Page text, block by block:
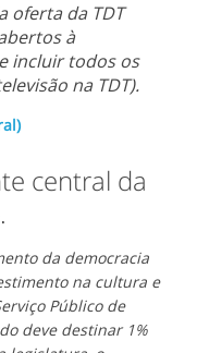
oferta da TDT
à
incluir todos os
na TDT).
central da
da democracia
na cultura e
Público de
deve destinar 1%